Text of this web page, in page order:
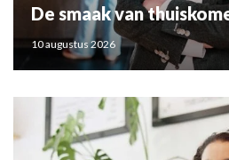
De smaak van
10 augustus 2026